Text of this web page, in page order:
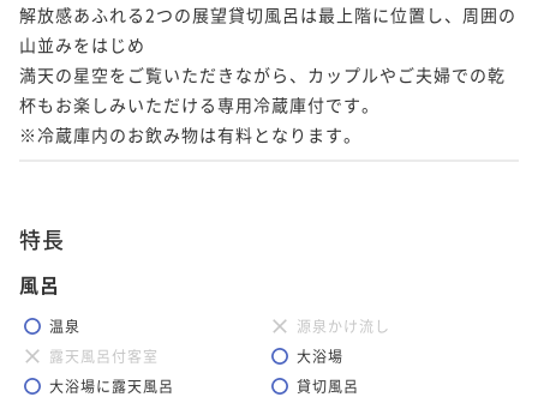
解放感あふれる2つの展望貸切風呂は最上階に位置し、周囲の
山並みをはじめ
満天の星空をご覧いただきながら、カップルやご夫婦での乾
杯もお楽しみいただける専用冷蔵庫付です。
※冷蔵庫内のお飲み物は有料となります。
特長
風呂
温泉
源泉かけ流し
露天風呂付客室
大浴場
大浴場に露天風呂
貸切風呂